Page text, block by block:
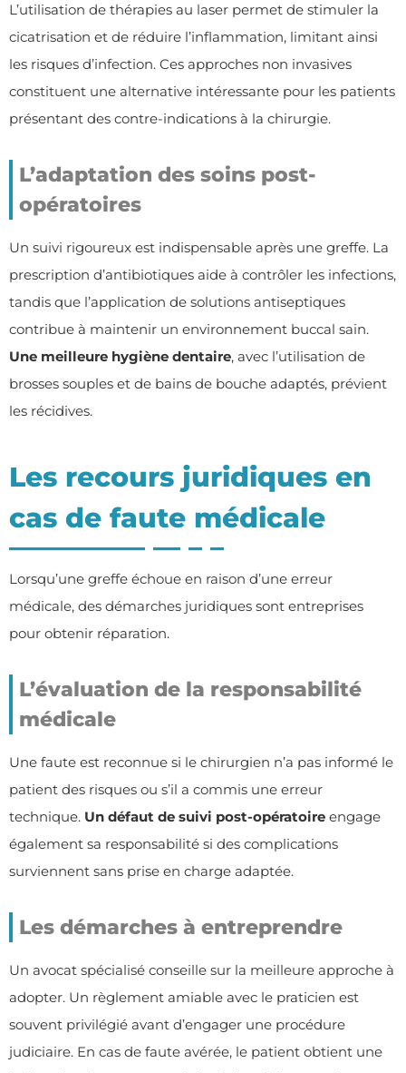
L’utilisation de thérapies au laser permet de stimuler la
cicatrisation et de réduire l’inflammation, limitant ainsi
les risques d’infection. Ces approches non invasives
constituent une alternative intéressante pour les patients
présentant des contre-indications à la chirurgie.
L’adaptation des soins post-
opératoires
Un suivi rigoureux est indispensable après une greffe. La
prescription d’antibiotiques aide à contrôler les infections,
tandis que l’application de solutions antiseptiques
contribue à maintenir un environnement buccal sain.
Une meilleure hygiène dentaire, avec l’utilisation de
brosses souples et de bains de bouche adaptés, prévient
les récidives.
Les recours juridiques en
cas de faute médicale
Lorsqu’une greffe échoue en raison d’une erreur
médicale, des démarches juridiques sont entreprises
pour obtenir réparation.
L’évaluation de la responsabilité
médicale
Une faute est reconnue si le chirurgien n’a pas informé le
patient des risques ou s’il a commis une erreur
technique. Un défaut de suivi post-opératoire engage
également sa responsabilité si des complications
surviennent sans prise en charge adaptée.
Les démarches à entreprendre
Un avocat spécialisé conseille sur la meilleure approche à
adopter. Un règlement amiable avec le praticien est
souvent privilégié avant d’engager une procédure
judiciaire. En cas de faute avérée, le patient obtient une